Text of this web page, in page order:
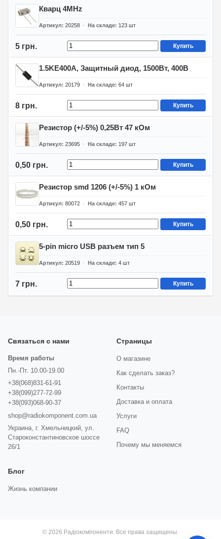
Кварц 4MHz
Артикул 20258 На складе 123 шт
5 грн. Купить
1.5KE400A, Защитный диод, 1500Вт, 400В
Артикул 20179 На складе 64 шт
8 грн. Купить
Резистор (+/-5%) 0,25Вт 47 кОм
Артикул 23695 На складе 197 шт
0,50 грн. Купить
Резистор smd 1206 (+/-5%) 1 кОм
Артикул 80072 На складе 457 шт
0,50 грн. Купить
5-pin micro USB разъем тип 5
Артикул 20519 На складе 4 шт
7 грн. Купить
Связаться с нами
Время работы
Пн.-Пт. 10.00-19.00
+38(068)831-61-91
+38(099)277-72-99
+38(093)068-90-37
shop@radiokomponent.com.ua
Украина, г. Хмельницкий, ул.
Староконстантиновское шоссе
26/1
Страницы
О магазине
Как сделать заказ?
Контакты
Доставка и оплата
Услуги
FAQ
Почему мы меняемся
Блог
Жизнь компании
© 2026 Радіокомпоненти. Все права защищены.